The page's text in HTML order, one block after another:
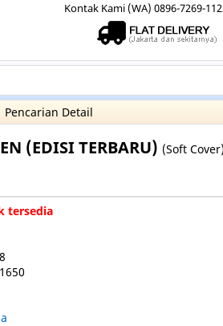
Kontak Kami (WA) 0896-7269-
Pencarian Detail
(EDISI TERBARU) (Soft Cover)
tersedia